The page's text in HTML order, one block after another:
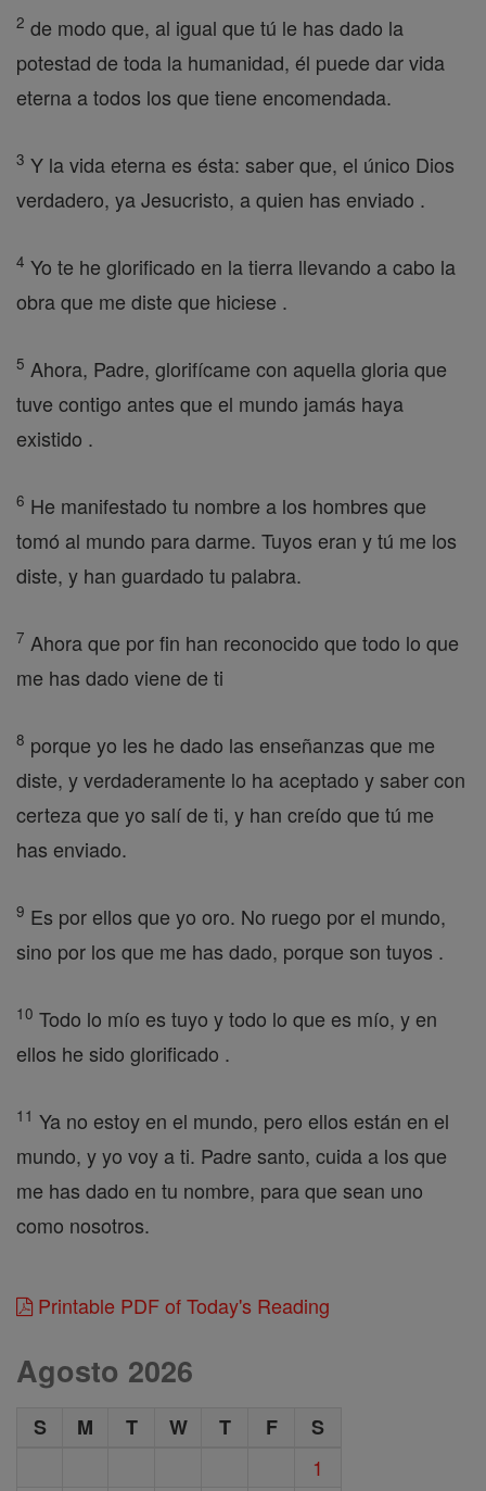
2 de modo que, al igual que tú le has dado la
potestad de toda la humanidad, él puede dar vida
eterna a todos los que tiene encomendada.
3 Y la vida eterna es ésta: saber que, el único Dios
verdadero, ya Jesucristo, a quien has enviado .
4 Yo te he glorificado en la tierra llevando a cabo la
obra que me diste que hiciese .
5 Ahora, Padre, glorifícame con aquella gloria que
tuve contigo antes que el mundo jamás haya
existido .
6 He manifestado tu nombre a los hombres que
tomó al mundo para darme. Tuyos eran y tú me los
diste, y han guardado tu palabra.
7 Ahora que por fin han reconocido que todo lo que
me has dado viene de ti
8 porque yo les he dado las enseñanzas que me
diste, y verdaderamente lo ha aceptado y saber con
certeza que yo salí de ti, y han creído que tú me
has enviado.
9 Es por ellos que yo oro. No ruego por el mundo,
sino por los que me has dado, porque son tuyos .
10 Todo lo mío es tuyo y todo lo que es mío, y en
ellos he sido glorificado .
11 Ya no estoy en el mundo, pero ellos están en el
mundo, y yo voy a ti. Padre santo, cuida a los que
me has dado en tu nombre, para que sean uno
como nosotros.
Printable PDF of Today's Reading
Agosto 2026
S M T W T F
S
1